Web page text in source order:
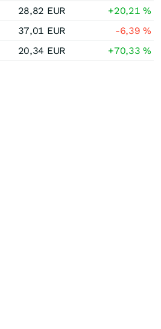
28,82 EUR +20,21%
37,01 EUR -6,39%
20,34 EUR +70,33%